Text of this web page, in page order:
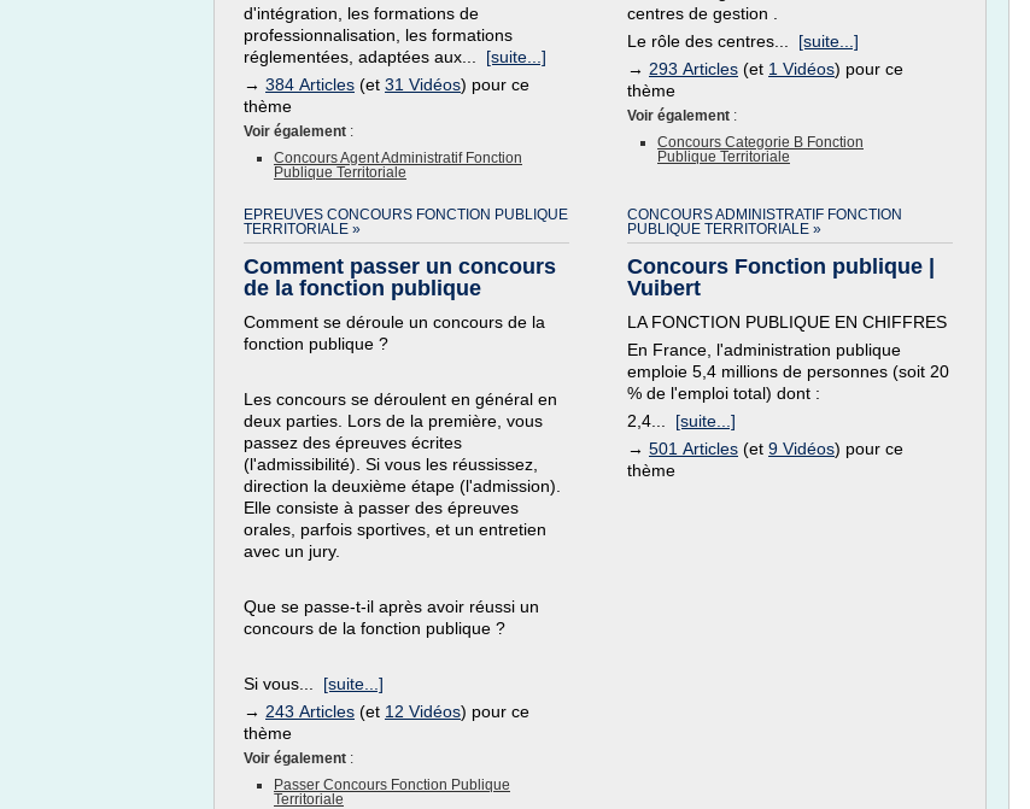
d'intégration, les formations de
professionnalisation, les formations
réglementées, adaptées aux... [suite...]
→ 384 Articles (et 31 Vidéos) pour ce
thème
Voir également :
Concours Agent Administratif Fonction
Publique Territoriale
centres de gestion .
Le rôle des centres... [suite...]
→ 293 Articles (et 1 Vidéos) pour ce
thème
Voir également :
Concours Categorie B Fonction
Publique Territoriale
EPREUVES CONCOURS FONCTION PUBLIQUE
TERRITORIALE »
Comment passer un concours
de la fonction publique
Comment se déroule un concours de la
fonction publique ?
Les concours se déroulent en général en
deux parties. Lors de la première, vous
passez des épreuves écrites
(l'admissibilité). Si vous les réussissez,
direction la deuxième étape (l'admission).
Elle consiste à passer des épreuves
orales, parfois sportives, et un entretien
avec un jury.
Que se passe-t-il après avoir réussi un
concours de la fonction publique ?
Si vous... [suite...]
→ 243 Articles (et 12 Vidéos) pour ce
thème
Voir également :
Passer Concours Fonction Publique
Territoriale
CONCOURS ADMINISTRATIF FONCTION
PUBLIQUE TERRITORIALE »
Concours Fonction publique |
Vuibert
LA FONCTION PUBLIQUE EN CHIFFRES
En France, l'administration publique
emploie 5,4 millions de personnes (soit 20
% de l'emploi total) dont :
2,4... [suite...]
→ 501 Articles (et 9 Vidéos) pour ce
thème